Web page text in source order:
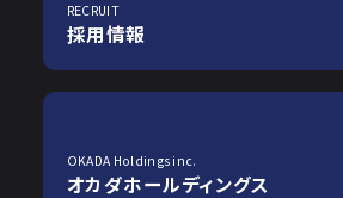
RECRUIT
採用情報
OKADA Holdings inc.
オカダホールディングス